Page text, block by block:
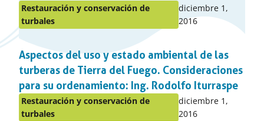
Publicado
en
el
apartado
Restauración y conservación de
turbales
Publicado
en:
diciembre 1,
2016
Aspectos del uso y estado ambiental de las
turberas de Tierra del Fuego. Consideraciones
para su ordenamiento: Ing. Rodolfo Iturraspe
Publicado
Restauración y conservación de
turbales
Publicado
en:
diciembre 1,
2016